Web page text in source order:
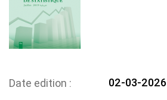
Date edition
02-03-2026